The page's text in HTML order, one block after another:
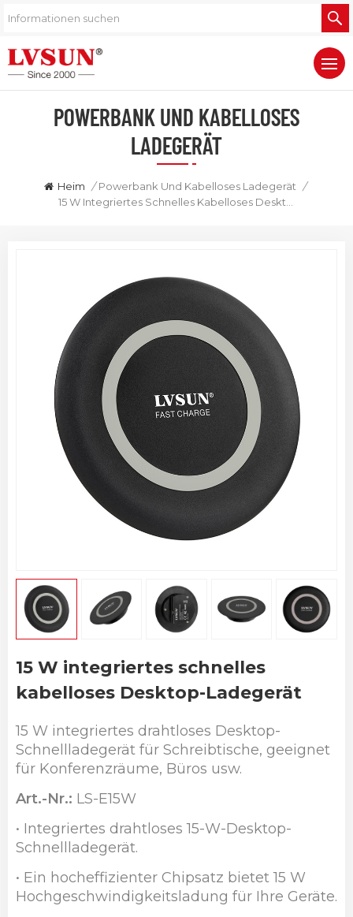
POWERBANK UND KABELLOSES
LADEGERÄT
Heim / Powerbank Und Kabelloses Ladegerät
/
15 W integriertes schnelles
kabelloses Desktop-Ladegerät
15 W integriertes drahtloses Desktop-
Schnellladegerät für Schreibtische, geeignet
für Konferenzräume, Büros usw.
Art.-Nr.: LS-E15W
• Integriertes drahtloses 15-W-Desktop-
Schnellladegerät.
• Ein hocheffizienter Chipsatz bietet 15 W
Hochgeschwindigkeitsladung für Ihre Geräte.